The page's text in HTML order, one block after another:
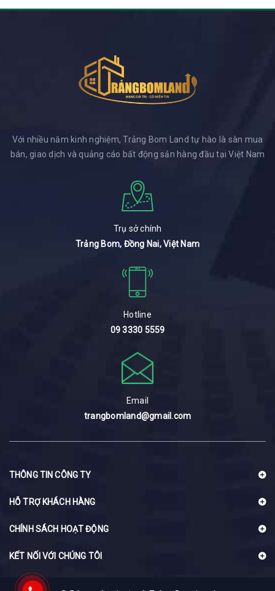
Với nhiều năm kinh nghiệm, Trảng Bom Land tự hào là sàn mua
bán, giao dịch và quảng cáo bất động sản hàng đầu tại Việt Nam
Trụ sở chính
Trảng Bom, Đồng Nai, Việt Nam
Hotline
09 3330 5559
Email
trangbomland@gmail.com
THÔNG TIN CÔNG TY
HỖ TRỢ KHÁCH HÀNG
CHÍNH SÁCH HOẠT ĐỘNG
KẾT NỐI VỚI CHÚNG TÔI